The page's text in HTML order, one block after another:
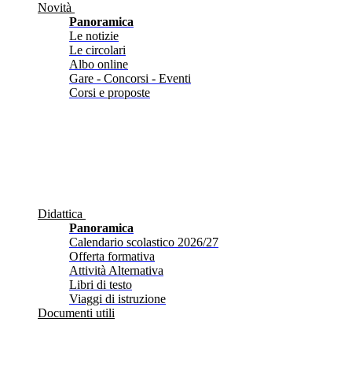
Novità
Panoramica
Le notizie
Le circolari
Albo online
Gare - Concorsi - Eventi
Corsi e proposte
Didattica
Panoramica
Calendario scolastico 2026/27
Offerta formativa
Attività Alternativa
Libri di testo
Viaggi di istruzione
Documenti utili